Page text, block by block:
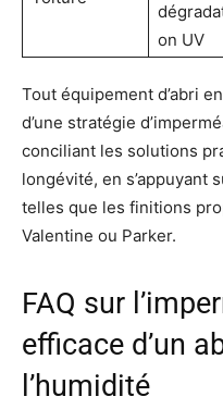
on UV
Tout équipement d’abri
d’une stratégie
conciliant les solutions
longévité, en s’appuyant
telles que les finitions
Valentine ou Parker.
FAQ sur
efficace d’un
l’humidité